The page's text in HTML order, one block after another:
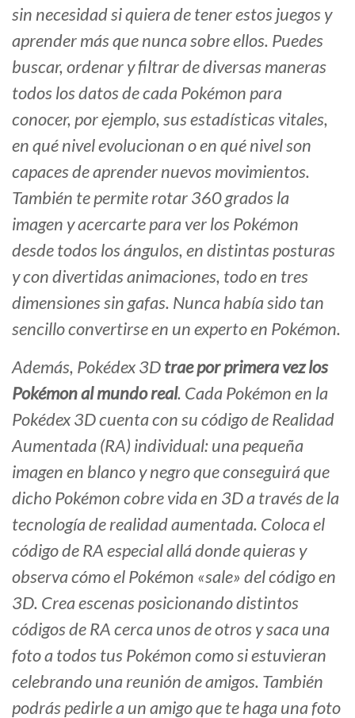
sin necesidad si quiera de tener estos juegos y
aprender más que nunca sobre ellos. Puedes
buscar, ordenar y filtrar de diversas maneras
todos los datos de cada Pokémon para
conocer, por ejemplo, sus estadísticas vitales,
en qué nivel evolucionan o en qué nivel son
capaces de aprender nuevos movimientos.
También te permite rotar 360 grados la
imagen y acercarte para ver los Pokémon
desde todos los ángulos, en distintas posturas
y con divertidas animaciones, todo en tres
dimensiones sin gafas. Nunca había sido tan
sencillo convertirse en un experto en Pokémon.
Además, Pokédex 3Dtrae por primera vez los
Pokémon al mundo real. Cada Pokémon en la
Pokédex 3D cuenta con su código de Realidad
Aumentada (RA) individual: una pequeña
imagen en blanco y negro que conseguirá que
dicho Pokémon cobre vida en 3D a través de la
tecnología de realidad aumentada. Coloca el
código de RA especial allá donde quieras y
observa cómo el Pokémon «sale» del código en
3D. Crea escenas posicionando distintos
códigos de RA cerca unos de otros y saca una
foto a todos tus Pokémon como si estuvieran
celebrando una reunión de amigos. También
podrás pedirle a un amigo que te haga una foto